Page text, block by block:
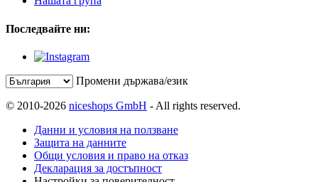
Последвайте ни:
Промени държава/език
© 2010-2026 niceshops GmbH - All rights reserved.
Данни и условия на ползване
Защита на данните
Общи условия и право на отказ
Декларация за достъпност